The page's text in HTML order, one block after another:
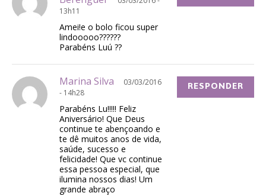
13h11
Amei!e o bolo ficou super
lindooooo??????
Parabéns Luú ??
Marina Silva
03/03/2016
- 14h28
Parabéns Lu!!!!! Feliz
Aniversário! Que Deus
continue te abençoando e
te dê muitos anos de vida,
saúde, sucesso e
felicidade! Que vc continue
essa pessoa especial, que
ilumina nossos dias! Um
grande abraço
RESPONDER